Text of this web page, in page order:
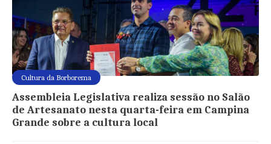
Cultura da Borborema
Assembleia Legislativa realiza sessão no Salão
de Artesanato nesta quarta-feira em Campina
Grande sobre a cultura local